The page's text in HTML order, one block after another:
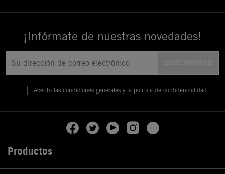
¡Infórmate de nuestras novedades!
Acepto las condiciones generales y la política de confidencialidad
Productos